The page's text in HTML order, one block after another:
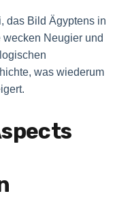
das Bild Ägyptens in
Neugier und
was wiederum